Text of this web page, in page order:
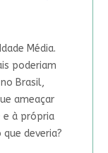
Média.
poderiam
Brasil,
ameaçar
e à própria
deveria?